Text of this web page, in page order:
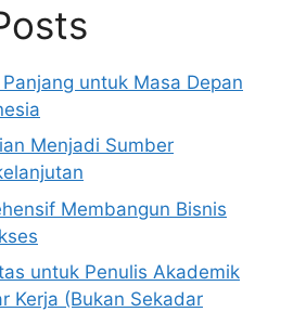
untuk Masa Depan
Menjadi Sumber
Membangun Bisnis
untuk Penulis Akademik
Kerja (Bukan Sekadar